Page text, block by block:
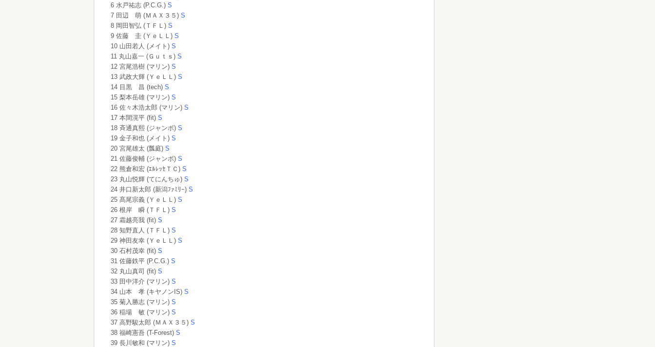
6 水戸祐志 (P.C.G.) S
7 田辺 萌 (ＭＡＸ３５) S
8 岡田智弘 (ＴＦＬ) S
9 佐藤 圭 (ＹｅＬＬ) S
10 山田若人 (メイト) S
11 丸山嘉一 (Ｇｕｔｓ) S
12 宮尾浩樹 (マリン) S
13 武政大輝 (ＹｅＬＬ) S
14 目黒 昌 (tech) S
15 梨本岳雄 (マリン) S
16 佐々木浩太郎 (マリン) S
17 本間滉平 (fit) S
18 斉通真熙 (ジャンボ) S
19 金子和也 (メイト) S
20 宮尾雄太 (瓢庭) S
21 佐藤俊輔 (ジャンボ) S
22 熊倉和宏 (ｴﾙﾚｯｾＴＣ) S
23 丸山悦輝 (てにんちゅ) S
24 井口新太郎 (新潟ﾌｧﾐﾘｰ) S
25 髙尾宗義 (ＹｅＬＬ) S
26 根岸 瞬 (ＴＦＬ) S
27 霜越亮我 (fit) S
28 知野直人 (ＴＦＬ) S
29 神田友幸 (ＹｅＬＬ) S
30 石村茂幸 (fit) S
31 佐藤鉄平 (P.C.G.) S
32 丸山真司 (fit) S
33 田中洋介 (マリン) S
34 山本 孝 (キヤノンIS) S
35 菊入勝志 (マリン) S
36 稲場 敏 (マリン) S
37 高野駿太郎 (ＭＡＸ３５) S
38 福崎憲吾 (T-Forest) S
39 長川敏和 (マリン) S